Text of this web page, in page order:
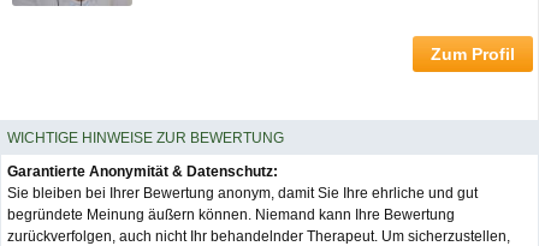
Zum Profil
WICHTIGE HINWEISE ZUR BEWERTUNG
Garantierte Anonymität & Datenschutz:
Sie bleiben bei Ihrer Bewertung anonym, damit Sie Ihre ehrliche und gut
begründete Meinung äußern können. Niemand kann Ihre Bewertung
zurückverfolgen, auch nicht Ihr behandelnder Therapeut. Um sicherzustellen,